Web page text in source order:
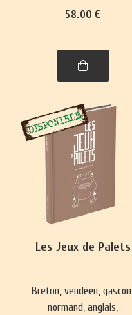
58.00 €
Les Jeux de Palets
Breton, vendéen, gascon,
normand, anglais,